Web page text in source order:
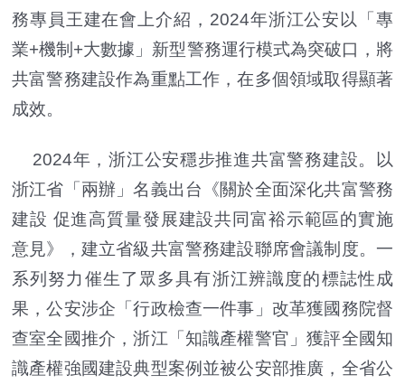
務專員王建在會上介紹，2024年浙江公安以「專
業+機制+大數據」新型警務運行模式為突破口，將
共富警務建設作為重點工作，在多個領域取得顯著
成效。
2024年，浙江公安穩步推進共富警務建設。以
浙江省「兩辦」名義出台《關於全面深化共富警務
建設 促進高質量發展建設共同富裕示範區的實施
意見》，建立省級共富警務建設聯席會議制度。一
系列努力催生了眾多具有浙江辨識度的標誌性成
果，公安涉企「行政檢查一件事」改革獲國務院督
查室全國推介，浙江「知識產權警官」獲評全國知
識產權強國建設典型案例並被公安部推廣，全省公